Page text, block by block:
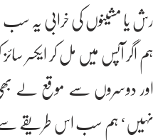
رش یا مشینوں کی خرابی یہ
ہم اگر آپس میں مل کر ایکسر
اور دوسروں سے موقع لے
نہیں‘ ہم سب اس طریقے سے